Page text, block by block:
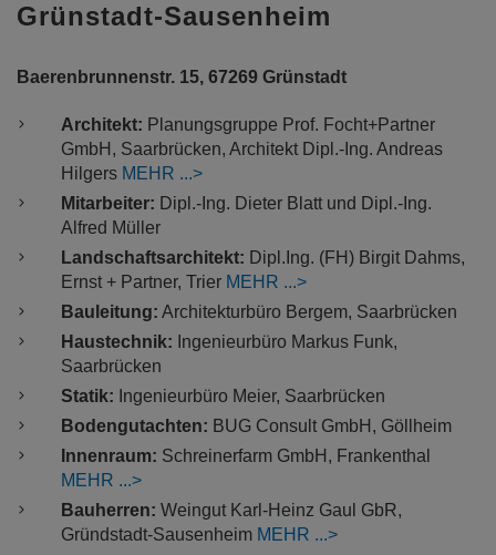
Grünstadt-Sausenheim
Baerenbrunnenstr. 15, 67269 Grünstadt
Architekt: Planungsgruppe Prof. Focht+Partner
GmbH, Saarbrücken, Architekt Dipl.-Ing. Andreas
Hilgers MEHR
Mitarbeiter: Dipl.-Ing. Dieter Blatt und Dipl.-Ing.
Alfred Müller
Landschaftsarchitekt: Dipl.Ing. (FH) Birgit Dahms,
Ernst + Partner, Trier MEHR
Bauleitung: Architekturbüro Bergem, Saarbrücken
Haustechnik: Ingenieurbüro Markus Funk,
Saarbrücken
Statik: Ingenieurbüro Meier, Saarbrücken
Bodengutachten: BUG Consult GmbH, Göllheim
Innenraum: Schreinerfarm GmbH, Frankenthal
MEHR
Bauherren: Weingut Karl-Heinz Gaul GbR,
Gründstadt-Sausenheim MEHR